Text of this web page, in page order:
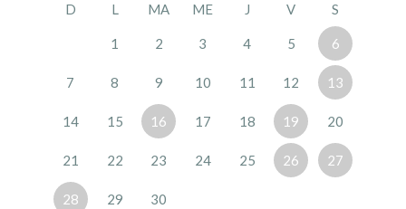
D L MA ME J V S
1 2 3 4 5 6
7 8 9 10 11 12 13
14 15 16 17 18 19 20
21 22 23 24 25 26 27
28 29 30